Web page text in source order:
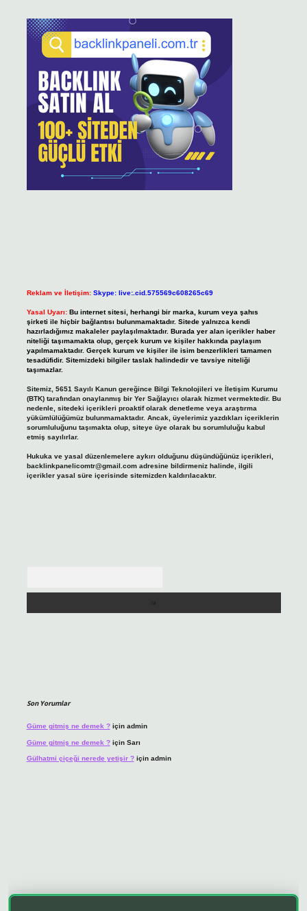
Reklam ve İletişim: Skype: live:.cid.575569c608265c69
Yasal Uyarı: Bu internet sitesi, herhangi bir marka, kurum veya şahıs
şirketi ile hiçbir bağlantısı bulunmamaktadır. Sitede yalnızca kendi
hazırladığımız makaleler paylaşılmaktadır. Burada yer alan içerikler haber
niteliği taşımamakta olup, gerçek kurum ve kişiler hakkında paylaşım
yapılmamaktadır. Gerçek kurum ve kişiler ile isim benzerlikleri tamamen
tesadüfidir. Sitemizdeki bilgiler taslak halindedir ve tavsiye niteliği
taşımazlar.
Sitemiz, 5651 Sayılı Kanun gereğince Bilgi Teknolojileri ve İletişim Kurumu
(BTK) tarafından onaylanmış bir Yer Sağlayıcı olarak hizmet vermektedir. Bu
nedenle, sitedeki içerikleri proaktif olarak denetleme veya araştırma
yükümlülüğümüz bulunmamaktadır. Ancak, üyelerimiz yazdıkları içeriklerin
sorumluluğunu taşımakta olup, siteye üye olarak bu sorumluluğu kabul
etmiş sayılırlar.
Hukuka ve yasal düzenlemelere aykırı olduğunu düşündüğünüz içerikleri,
backlinkpanelicomtr@gmail.comadresine bildirmeniz halinde, ilgili
içerikler yasal süre içerisinde sitemizden kaldırılacaktır.
Son Yorumlar
Güme gitmiş ne demek ?için admin
Güme gitmiş ne demek ?için Sarı
Gülhatmi çiçeği nerede yetişir ?için admin